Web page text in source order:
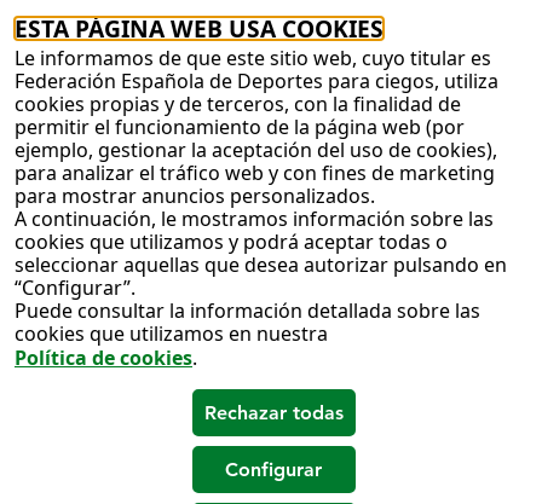
ESTA PÁGINA WEB USA COOKIES
Le informamos de que este sitio web, cuyo titular es
Federación Española de Deportes para ciegos, utiliza
cookies propias y de terceros, con la finalidad de
permitir el funcionamiento de la página web (por
ejemplo, gestionar la aceptación del uso de cookies),
para analizar el tráfico web y con fines de marketing
para mostrar anuncios personalizados.
A continuación, le mostramos información sobre las
cookies que utilizamos y podrá aceptar todas o
seleccionar aquellas que desea autorizar pulsando en
“Configurar”.
Puede consultar la información detallada sobre las
cookies que utilizamos en nuestra
Política de cookies.